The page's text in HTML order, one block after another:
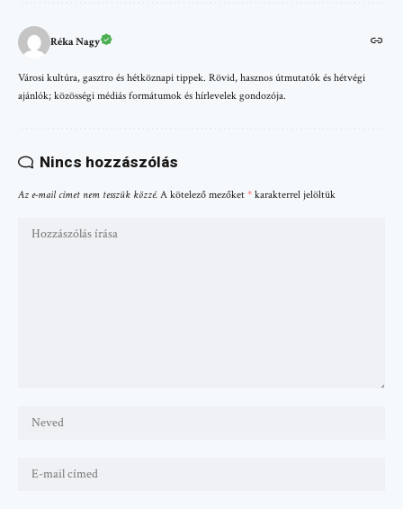
Réka Nagy
Városi kultúra, gasztro és hétköznapi tippek. Rövid, hasznos útmutatók és hétvégi
ajánlók; közösségi médiás formátumok és hírlevelek gondozója.
Nincs hozzászólás
Az e-mail címet nem tesszük közzé. A kötelező mezőket * karakterrel jelöltük